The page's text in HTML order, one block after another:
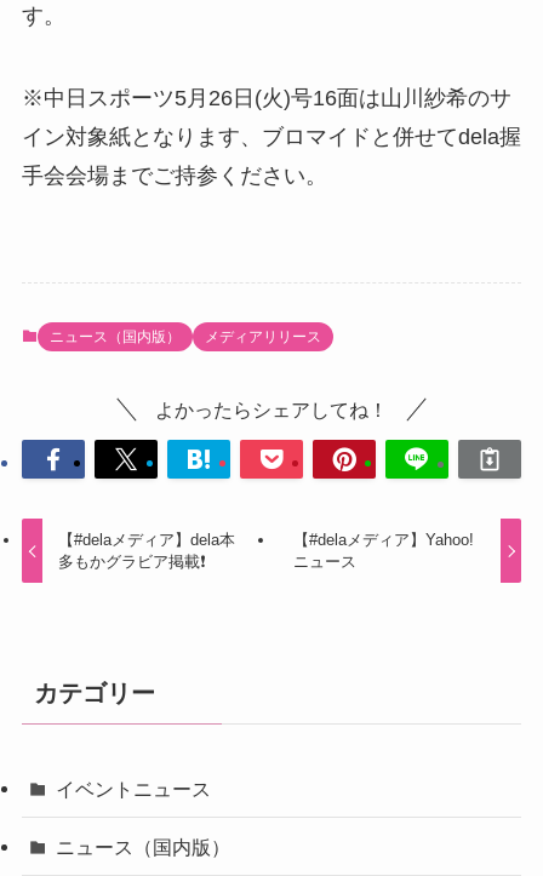
す。
※中日スポーツ5月26日(火)号16面は山川紗希のサ
イン対象紙となります、ブロマイドと併せてdela握
手会会場までご持参ください。
ニュース（国内版） メディアリリース
よかったらシェアしてね！
【#delaメディア】dela本
多もかグラビア掲載❗️
【#delaメディア】Yahoo!
ニュース
カテゴリー
イベントニュース
ニュース（国内版）